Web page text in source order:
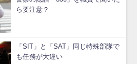
ら要注意？
「SIT」と「SAT」同じ特殊部隊で
も任務が大違い